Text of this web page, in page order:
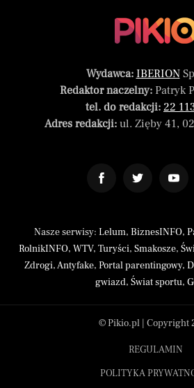
Wydawca: IBERION
Redaktor naczelny:Patryk
tel. do redakcji: 22
Adres redakcji:ul. Zięby 41,
Nasze serwisy: Lelum, BiznesINFO,
RolnikINFO, WTV, Turyści, Smakosze,
Zdrogi,Antyfake, Portal parentingowy,
gwiazd, Świat sportu,
© Pikio.pl | Copyright
REGULAMIN
POLITYKA